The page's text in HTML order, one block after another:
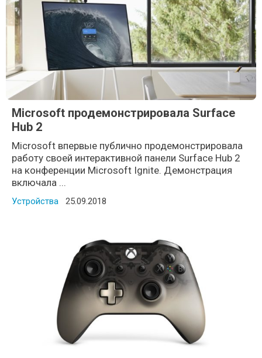
Microsoft продемонстрировала Surface
Hub 2
Microsoft впервые публично продемонстрировала
работу своей интерактивной панели Surface Hub 2
на конференции Microsoft Ignite. Демонстрация
включала ...
Устройства Posted on
25.09.2018